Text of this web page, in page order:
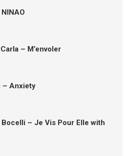
– M’envoler
– Anxiety
– Je Vis Pour Elle with